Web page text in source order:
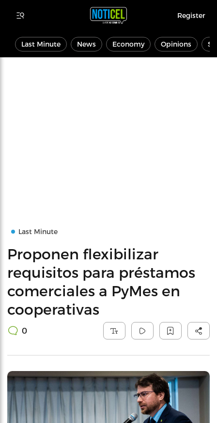
Register
Last Minute News Economy Opinions
Last Minute
Proponen flexibilizar
requisitos para préstamos
comerciales a PyMes en
cooperativas
0